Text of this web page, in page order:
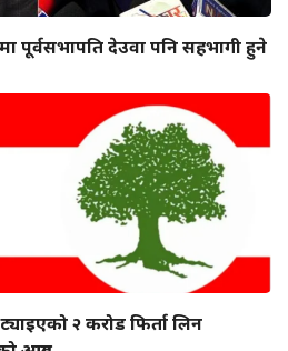
पूर्वसभापति देउवा पनि सहभागी हुने
२ करोड फिर्ता लिन